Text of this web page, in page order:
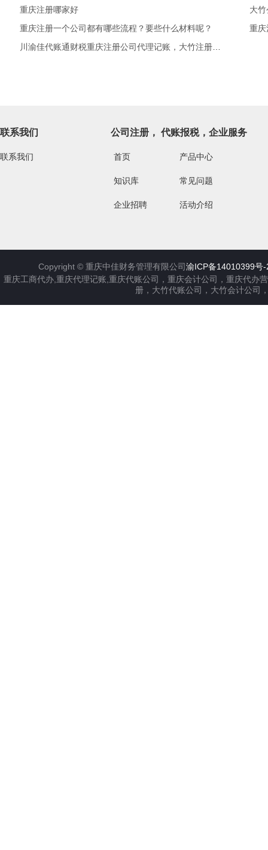
重庆注册哪家好
重庆注册一个公司都有哪些流程？要些什么材料呢？
重庆
川渝佳代账通财税重庆注册公司代理记账，大竹注册公司代理记账
联系我们
联系我们
公司注册， 代账报税，企业服务
首页 产品中心
知识库 常见问题
企业招聘 活动介绍
Copyright © 重庆中佳财务管理有限公司渝ICP备14010399号-
重庆工商代办,重庆代理记账,重庆代账公司，重庆会计公司，重庆代办
册，大竹代账公司，大竹会计公司